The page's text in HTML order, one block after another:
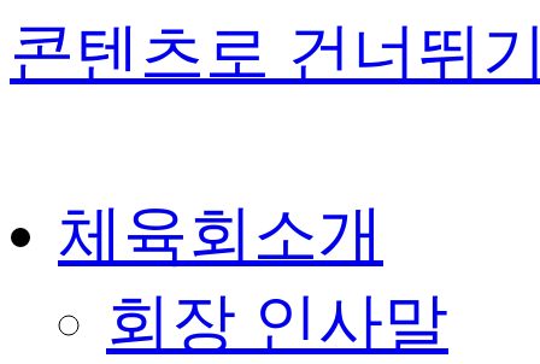
콘텐츠로 건너뛰
체육회소개
회장 인사말